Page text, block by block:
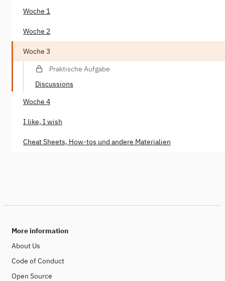
Woche 1
Woche 2
Woche 3
Praktische Aufgabe
Discussions
Woche 4
I like, I wish
Cheat Sheets, How-tos und andere Materialien
More information
About Us
Code of Conduct
Open Source